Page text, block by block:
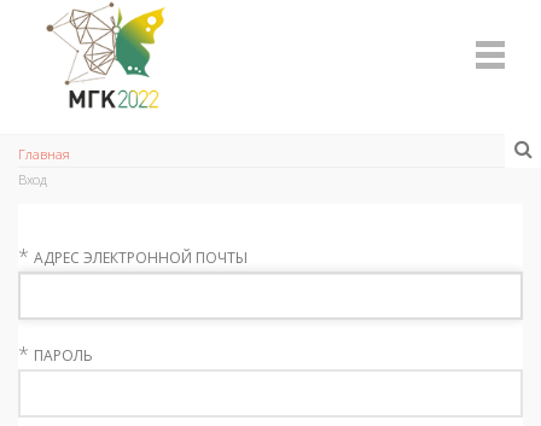
Главная
Вход
* АДРЕС ЭЛЕКТРОННОЙ ПОЧТЫ
* ПАРОЛЬ